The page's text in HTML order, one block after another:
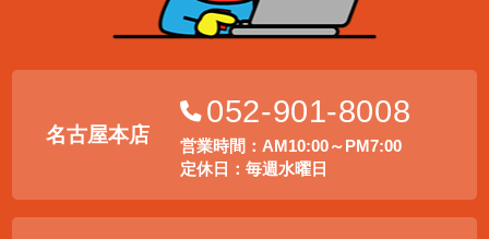
名古屋本店
052-901-8008
営業時間：AM10:00～PM7:00
定休日：毎週水曜日